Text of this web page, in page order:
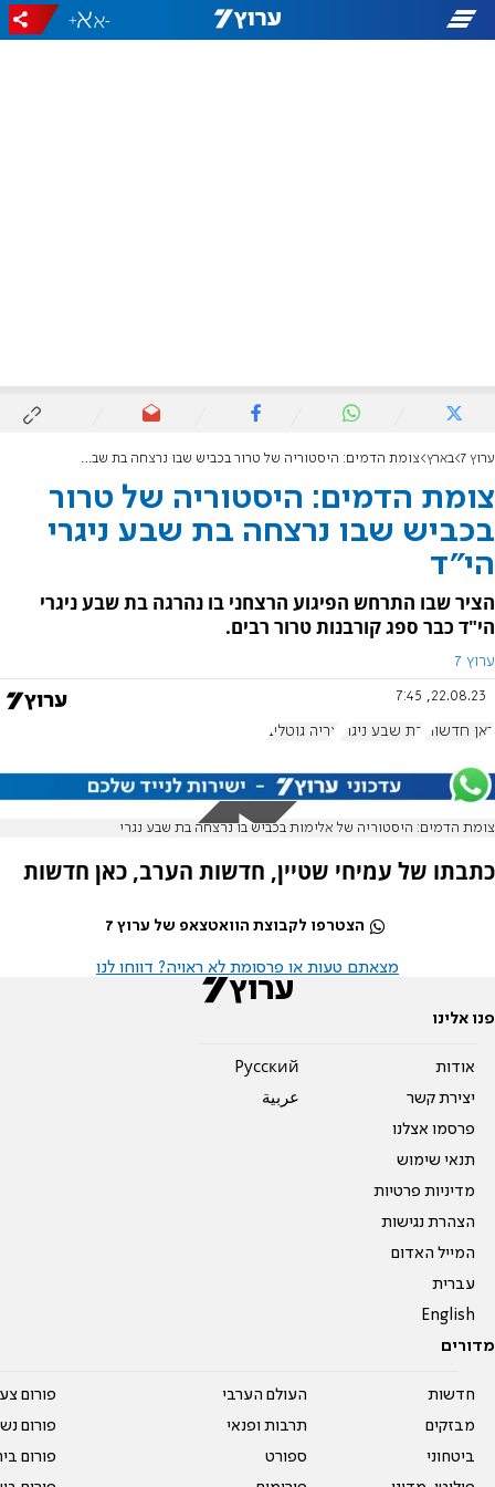
-
+
ערוץ 7 בארץ צומת הדמים: היסטוריה של טרור בכביש שבו נרצחה בת שבע ניגרי הי"ד
צומת הדמים: היסטוריה של טרור
בכביש שבו נרצחה בת שבע ניגרי
הי"ד
הציר שבו התרחש הפיגוע הרצחני בו נהרגה בת שבע ניגרי
הי"ד כבר ספג קורבנות טרור רבים.
ערוץ 7
22.08.23, 7:45
כאן חדשות בת שבע ניגרי אריה גוטליב
צומת הדמים: היסטוריה של אלימות בכביש בו נרצחה בת שבע נגרי
כתבתו של עמיחי שטיין, חדשות הערב, כאן חדשות
הצטרפו לקבוצת הוואטצאפ של ערוץ 7
מצאתם טעות או פרסומת לא ראויה? דווחו לנו
פנו אלינו
אודות
יצירת קשר
פרסמו אצלנו
תנאי שימוש
מדיניות פרטיות
הצהרת נגישות
המייל האדום
עברית
English
Pусский
عربية
מדורים
חדשות
מבזקים
ביטחוני
העולם הערבי
תרבות ופנאי
ספורט
פורום
פורום
פורום